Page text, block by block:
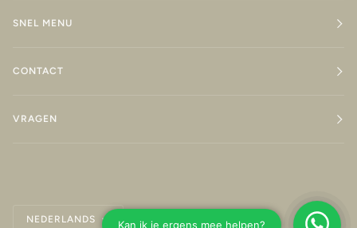
SNEL MENU
CONTACT
VRAGEN
Taal
NEDERLANDS